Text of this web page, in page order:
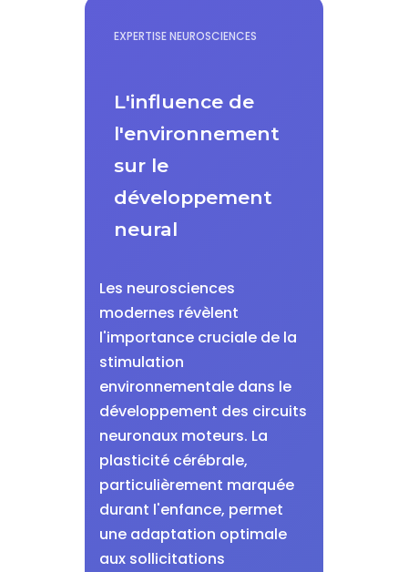
EXPERTISE NEUROSCIENCES
L'influence de
l'environnement
sur le
développement
neural
Les neurosciences
modernes révèlent
l'importance cruciale de la
stimulation
environnementale dans le
développement des circuits
neuronaux moteurs. La
plasticité cérébrale,
particulièrement marquée
durant l'enfance, permet
une adaptation optimale
aux sollicitations